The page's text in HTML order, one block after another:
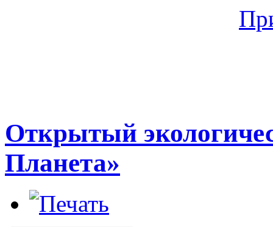
Открытый
Планета»